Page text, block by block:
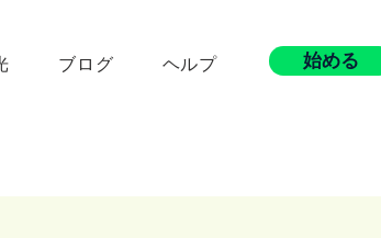
ブログ ヘルプ 始める